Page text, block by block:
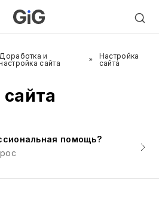
и
сайта
Настройка
сайта
помощь?